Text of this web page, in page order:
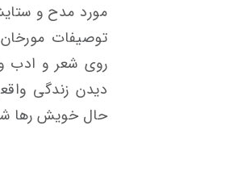
مورد مدح و
توصیفات مورخان
روی شعر و ادب و
دیدن زندگی
حال خویش رها